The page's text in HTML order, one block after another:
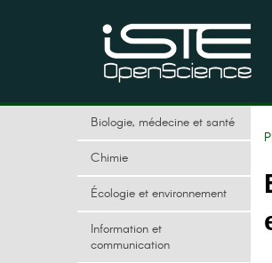
Biologie, médecine et santé
Chimie
Écologie et environnement
Information et
communication